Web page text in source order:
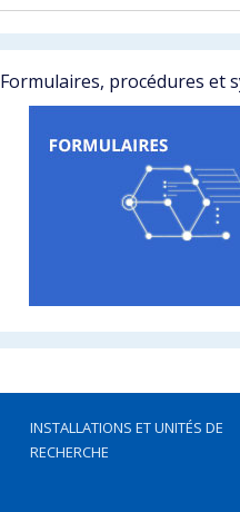
Formulaires, procédures et
INSTALLATIONS ET UNITÉS DE
RECHERCHE